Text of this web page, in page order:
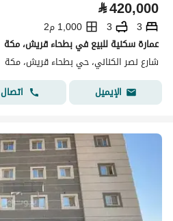
⃁420,000
3
3
1,000 م2
عمارة سكنية للبيع في بطحاء قريش، مكة
شارع نصر الكناني، حي بطحاء قريش، مكة
الإيميل
اتصال